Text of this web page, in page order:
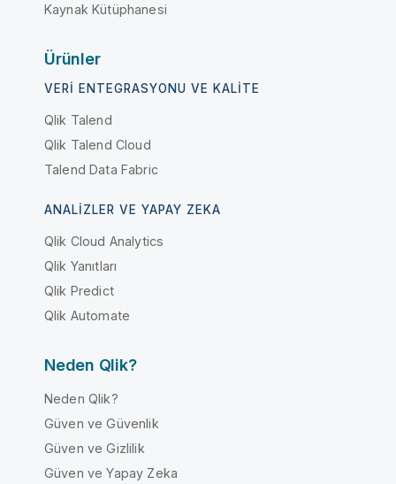
Kaynak Kütüphanesi
Ürünler
VERI ENTEGRASYONU VE KALITE
Qlik Talend
Qlik Talend Cloud
Talend Data Fabric
ANALIZLER VE YAPAY ZEKA
Qlik Cloud Analytics
Qlik Yanıtları
Qlik Predict
Qlik Automate
Neden Qlik?
Neden Qlik?
Güven ve Güvenlik
Güven ve Gizlilik
Güven ve Yapay Zeka